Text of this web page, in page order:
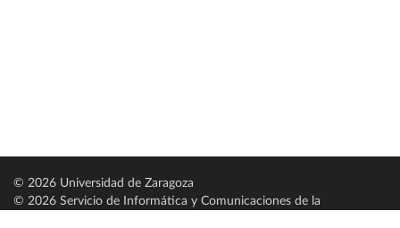
© 2026 Universidad de Zaragoza
© 2026 Servicio de Informática y Comunicaciones de la